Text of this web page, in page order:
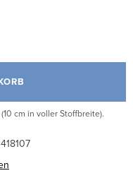
cm in voller Stoffbreite).